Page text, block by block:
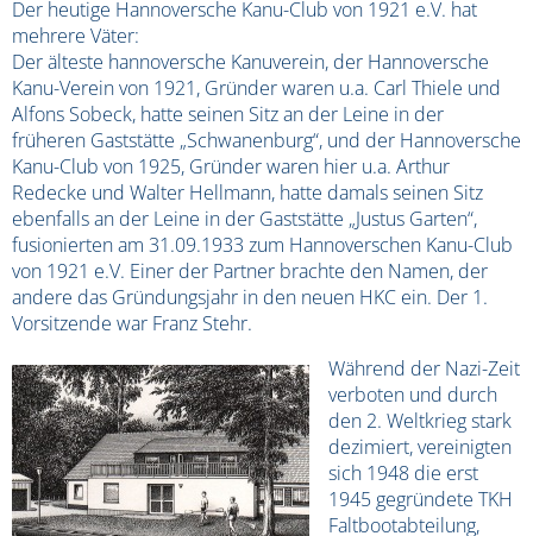
Der heutige Hannoversche Kanu-Club von 1921 e.V. hat
mehrere Väter:
Der älteste hannoversche Kanuverein, der Hannoversche
Kanu-Verein von 1921, Gründer waren u.a. Carl Thiele und
Alfons Sobeck, hatte seinen Sitz an der Leine in der
früheren Gaststätte „Schwanenburg“, und der Hannoversche
Kanu-Club von 1925, Gründer waren hier u.a. Arthur
Redecke und Walter Hellmann, hatte damals seinen Sitz
ebenfalls an der Leine in der Gaststätte „Justus Garten“,
fusionierten am 31.09.1933 zum Hannoverschen Kanu-Club
von 1921 e.V. Einer der Partner brachte den Namen, der
andere das Gründungsjahr in den neuen HKC ein. Der 1.
Vorsitzende war Franz Stehr.
Während der Nazi-Zeit
verboten und durch
den 2. Weltkrieg stark
dezimiert, vereinigten
sich 1948 die erst
1945 gegründete TKH
Faltbootabteilung,